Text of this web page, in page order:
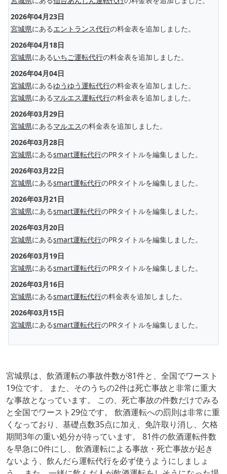
2026年04月23日
宮城県にあるエントランス代行の料金表を追加しました。
2026年04月18日
宮城県にあるいちご運転代行の料金表を追加しました。
2026年04月04日
宮城県にあるゆうゆう運転代行の料金表を追加しました。
宮城県にあるマルエス運転代行の料金表を追加しました。
2026年03月29日
宮城県にあるマルエスの料金表を追加しました。
2026年03月28日
宮城県にあるsmart運転代行のPRタイトルを編集しました。
2026年03月22日
宮城県にあるsmart運転代行のPRタイトルを編集しました。
2026年03月21日
宮城県にあるsmart運転代行のPRタイトルを編集しました。
2026年03月20日
宮城県にあるsmart運転代行のPRタイトルを編集しました。
2026年03月19日
宮城県にあるsmart運転代行のPRタイトルを編集しました。
2026年03月16日
宮城県にあるsmart運転代行の料金表を追加しました。
2026年03月15日
宮城県にあるsmart運転代行のPRタイトルを編集しました。
宮城県は、飲酒運転の事故件数が81件と、全国でワースト
19位です。 また、そのうちの2件は死亡事故と非常に重大
な事故となっています。 この、死亡事故の件数だけでみる
と全国でワースト29位です。 飲酒運転への罰則は非常に重
くなっており、基礎点数35点に加え、免許取り消し、欠格
期間3年の重い処分が待っています。 81件の飲酒運転件数
を早急に0件にし、飲酒運転による事故・死亡事故が起き
ないよう、飲んだら運転代行を必ず使うようにしましょ